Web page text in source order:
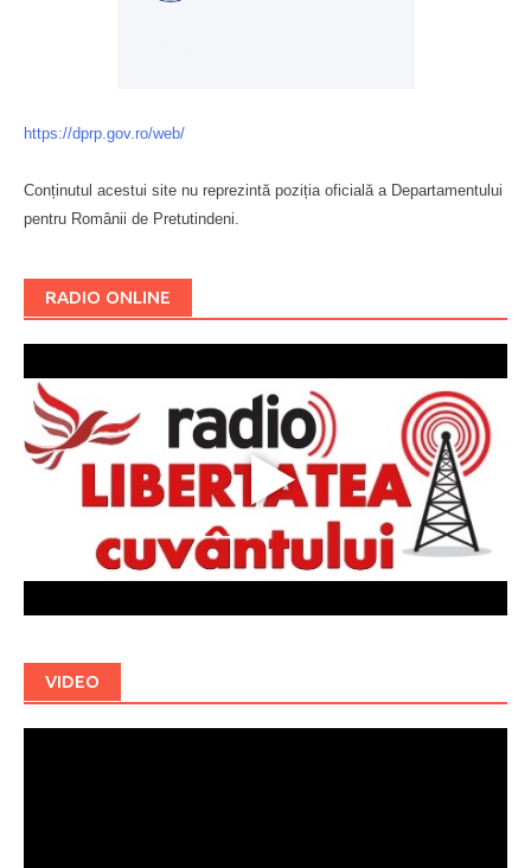
https://dprp.gov.ro/web/
Conținutul acestui site nu reprezintă poziția oficială a Departamentului
pentru Românii de Pretutindeni.
RADIO ONLINE
VIDEO